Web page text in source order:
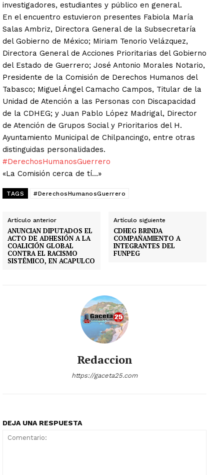
investigadores, estudiantes y público en general.
En el encuentro estuvieron presentes Fabiola María
Salas Ambriz, Directora General de la Subsecretaría
del Gobierno de México; Miriam Tenorio Velázquez,
Directora General de Acciones Prioritarias del Gobierno
del Estado de Guerrero; José Antonio Morales Notario,
Presidente de la Comisión de Derechos Humanos del
Tabasco; Miguel Ángel Camacho Campos, Titular de la
Unidad de Atención a las Personas con Discapacidad
de la CDHEG; y Juan Pablo López Madrigal, Director
de Atención de Grupos Social y Prioritarios del H.
Ayuntamiento Municipal de Chilpancingo, entre otras
distinguidas personalidades.
#DerechosHumanosGuerrero
«La Comisión cerca de tí…»
TAGS #DerechosHumanosGuerrero
Artículo anterior
ANUNCIAN DIPUTADOS EL
ACTO DE ADHESIÓN A LA
COALICIÓN GLOBAL
CONTRA EL RACISMO
SISTÉMICO, EN ACAPULCO
Artículo siguiente
CDHEG BRINDA
COMPAÑAMIENTO A
INTEGRANTES DEL
FUNPEG
Redaccion
https://gaceta25.com
DEJA UNA RESPUESTA